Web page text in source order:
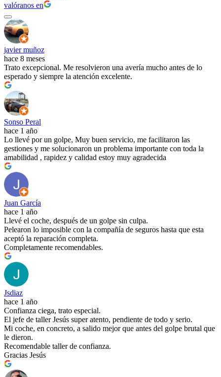
valóranos en
javier muñoz
hace 8 meses
Trato excepcional. Me resolvieron una avería mucho antes de lo
esperado y siempre la atención excelente.
Sonso Peral
hace 1 año
Lo llevé por un golpe, Muy buen servicio, me facilitaron las
gestiones y me solucionaron un problema importante con toda la
amabilidad , rapidez y calidad estoy muy agradecida
Juan García
hace 1 año
Llevé el coche, después de un golpe sin culpa.
Pelearon lo imposible con la compañía de seguros hasta que esta
aceptó la reparación completa.
Completamente recomendables.
Jsdiaz
hace 1 año
Confianza ciega, trato especial.
El jefe de taller Jesús super atento, pendiente de todo y serio.
Mi coche, en concreto, a salido mejor que antes del golpe brutal que
le dieron.
Recomendable taller de confianza.
Gracias Jesús